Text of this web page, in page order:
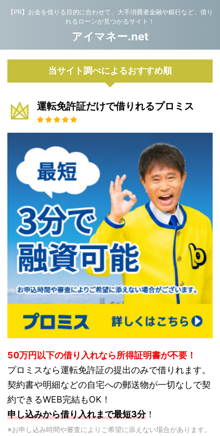
【PR】お金を借りる目的に合わせて、大手消費者金融や銀行など、借り
れるローンが見つかるサイト！
アイマネー.net
当サイト調べによるおすすめ順
運転免許証だけで借りれるプロミス
50万円以下の借り入れなら所得証明書が不要！
プロミスなら運転免許証の提出のみで借りれます。
契約書や明細などの自宅への郵送物が一切なしで契
約できるWEB完結もOK！
申し込みから借り入れまで最短3分！
※お申し込み時間や審査によりご希望に添えない場合があります。